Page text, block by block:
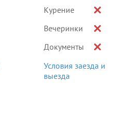
Курение
Вечеринки
Документы
Условия заезда и
выезда